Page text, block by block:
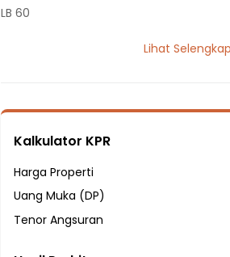
LB 60
Hadap Utara
Fasilitas Sekitar Hunian:
1 menit ke SDN Sukadamai 2 Bogor
3 menit ke SDN Sukadamai 3 Bogor
Lihat
Kalkulator KPR
Harga Properti
Uang Muka (DP)
Tenor Angsuran